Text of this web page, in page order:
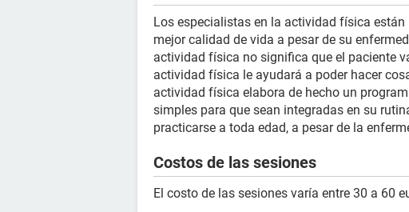
Los especialistas en la actividad física
mejor calidad de vida a pesar de su
actividad física no significa que el paciente
actividad física le ayudará a poder hacer
actividad física elabora de hecho un
simples para que sean integradas en su
practicarse a toda edad, a pesar de la
Costos de las sesiones
El costo de las sesiones varía entre 30 a 60